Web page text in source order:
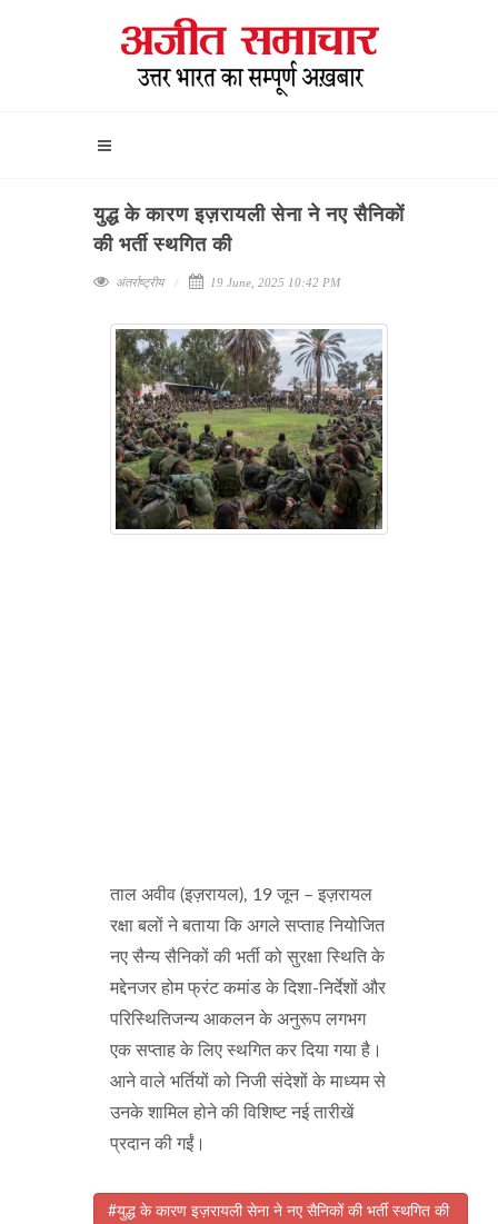
युद्ध के कारण इज़रायली सेना ने नए सैनिकों
की भर्ती स्थगित की
अंतर्राष्ट्रीय 19 June, 2025 10:42 PM
ताल अवीव (इज़रायल), 19 जून – इज़रायल
रक्षा बलों ने बताया कि अगले सप्ताह नियोजित
नए सैन्य सैनिकों की भर्ती को सुरक्षा स्थिति के
मद्देनजर होम फ्रंट कमांड के दिशा-निर्देशों और
परिस्थितिजन्य आकलन के अनुरूप लगभग
एक सप्ताह के लिए स्थगित कर दिया गया है।
आने वाले भर्तियों को निजी संदेशों के माध्यम से
उनके शामिल होने की विशिष्ट नई तारीखें
प्रदान की गईं।
#युद्ध के कारण इज़रायली सेना ने नए सैनिकों की भर्ती स्थगित की